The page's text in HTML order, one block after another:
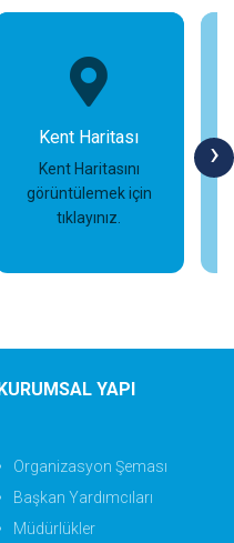
›
Kent Haritası
Kent Haritasını
görüntülemek için
tıklayınız.
YAPI
Organizasyon Şeması
Başkan Yardımcıları
Müdürlükler